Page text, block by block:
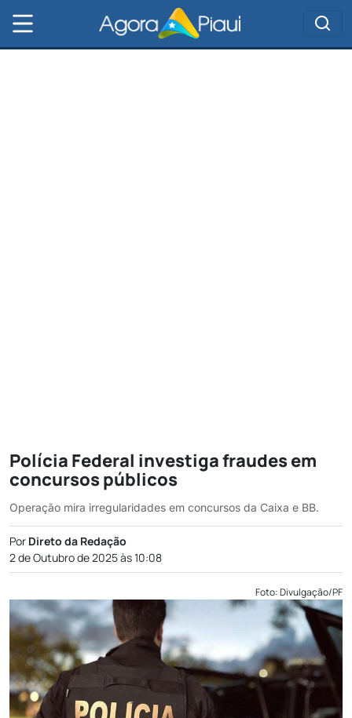
Polícia Federal investiga fraudes em
concursos públicos
Operação mira irregularidades em concursos da Caixa e BB.
Por Direto da Redação
2 de Outubro de 2025 às 10:08
Foto: Divulgação/PF